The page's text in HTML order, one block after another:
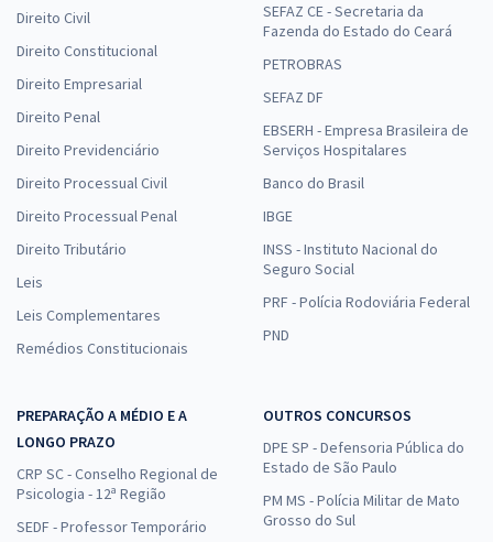
Direito Civil
Direito Constitucional
Direito Empresarial
Direito Penal
Direito Previdenciário
Direito Processual Civil
Direito Processual Penal
Direito Tributário
Leis
Leis Complementares
Remédios Constitucionais
SEFAZ CE - Secretaria da
Fazenda do Estado do Ceará
PETROBRAS
SEFAZ DF
EBSERH - Empresa Brasileira de
Serviços Hospitalares
Banco do Brasil
IBGE
INSS - Instituto Nacional do
Seguro Social
PRF - Polícia Rodoviária Federal
PND
PREPARAÇÃO A MÉDIO E A
LONGO PRAZO
CRP SC - Conselho Regional de
Psicologia - 12ª Região
SEDF - Professor Temporário
OUTROS CONCURSOS
DPE SP - Defensoria Pública do
Estado de São Paulo
PM MS - Polícia Militar de Mato
Grosso do Sul